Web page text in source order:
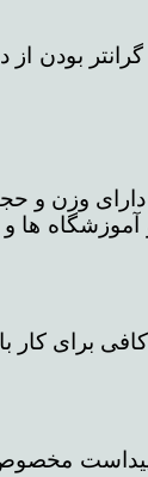
بودن
های فتوکپی تکثیری که سرعت چاپ
و آموزشگاه
برای کار
آن پیداست